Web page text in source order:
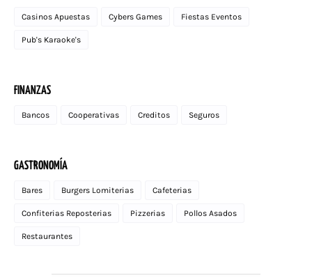
Casinos Apuestas Cybers Games Fiestas Eventos
Pub's Karaoke's
FINANZAS
Bancos Cooperativas Creditos Seguros
GASTRONOMÍA
Bares Burgers Lomiterias Cafeterias
Confiterias Reposterias Pizzerias Pollos Asados
Restaurantes